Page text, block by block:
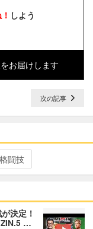
しよう
お届けします
次の記事
格闘技
決定！
…